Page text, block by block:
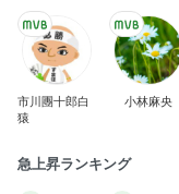
市川團十郎白
猿
小林麻央
急上昇ランキング